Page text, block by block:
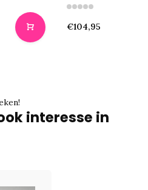
€104,95
interesse in